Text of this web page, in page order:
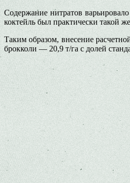
Содержание нитратов
коктейль был прак­тически такой
Таким образом, внесение
брокколи — 20,9 т/га с долей